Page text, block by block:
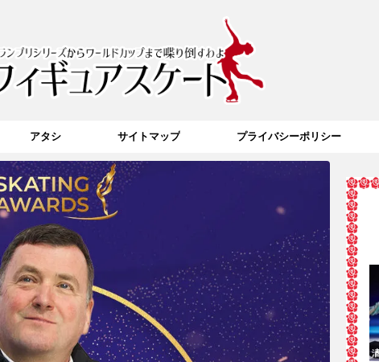
アタシ サイトマップ プライバシーポリシー